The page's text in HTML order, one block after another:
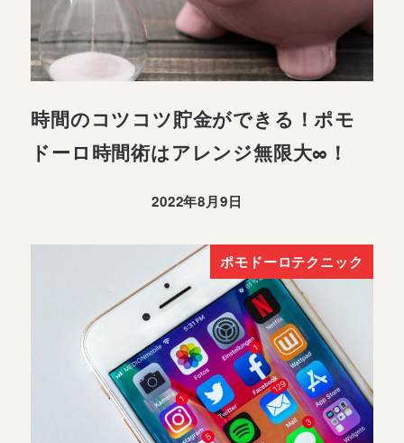
時間のコツコツ貯金ができる！ポモ
ドーロ時間術はアレンジ無限大∞！
2022年8月9日
ポモドーロテクニック